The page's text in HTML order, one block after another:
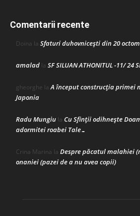
Comentarii recente
Doina la Sfaturi duhovnicești din 20
amalad la SF SILUAN ATHONITUL -11/ 24
gheorghe laA început construcţia primei
Japonia
Radu Mungiu la Cu Sfinții odihnește
adormitei roabei Tale…
Crina Marina la Despre păcatul malahiei
onaniei (pazei de a nu avea copii)